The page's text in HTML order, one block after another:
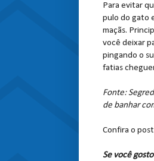
Para evitar
pulo do gato
maçãs.
você deixar
pingando o
fatias
Fonte:
de banhar
Confira o
Se você